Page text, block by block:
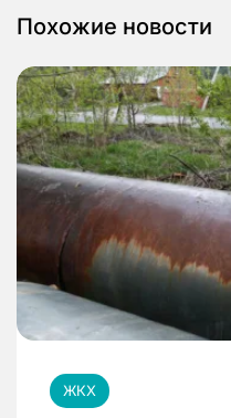
Похожие новости
ЖКХ